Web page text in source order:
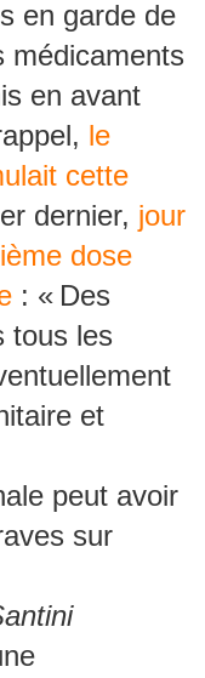
en garde de
médicaments
en avant
le
cette
dernier, jour
dose
: « Des
tous les
et
peut avoir
sur